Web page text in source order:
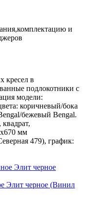
и
кресел в
подлокотники с
модели:
коричневый/бока
бежевый Bengal.
мм
479), график:
Элит черное (Винил